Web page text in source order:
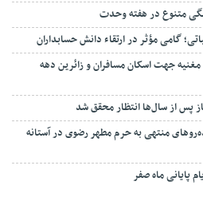
متنوع در هفته وحدت
گامی مؤثر در ارتقاء دانش حسابداران
جهت اسکان مسافران و زائرین دهه
پس از سال‌ها انتظار محقق شد
منتهی به حرم مطهر رضوی در آستانه
پایانی ماه صفر